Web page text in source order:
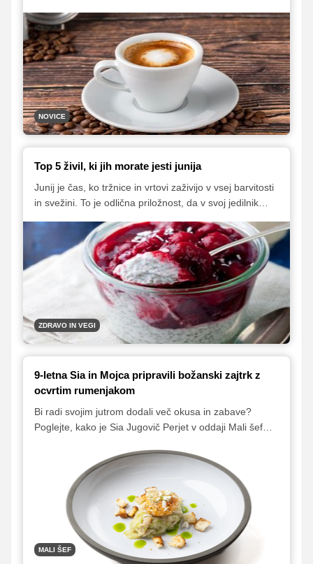
trenutek – in če vas ob tem v mislih spremlja refren
Tommyja Casha, ste popolnoma na tekočem s
trenutnimi trendi.
NOVICE
Top 5 živil, ki jih morate jesti junija
Junij je čas, ko tržnice in vrtovi zaživijo v vsej barvitosti
in svežini. To je odlična priložnost, da v svoj jedilnik
polna koristnih hranil. V nadaljevanju predstavljamo pet
živil, ki jih je pametno uživati prav v tem času – in nekaj
idej, kako jih vključiti v vsakodnevne obroke.
ZDRAVO IN VEGI
9-letna Sia in Mojca pripravili božanski zajtrk z
ocvrtim rumenjakom
Bi radi svojim jutrom dodali več okusa in zabave?
Poglejte, kako je Sia Jugovič Perjet v oddaji Mali šef
zajtrk. Njen preprost recept je nadgradila Mojca
Trnovec, skupaj pa sta ustvarili jed, ki preprosto
navduši – postrv z jabolkom in ocvrtim rumenjakom.
MALI ŠEF